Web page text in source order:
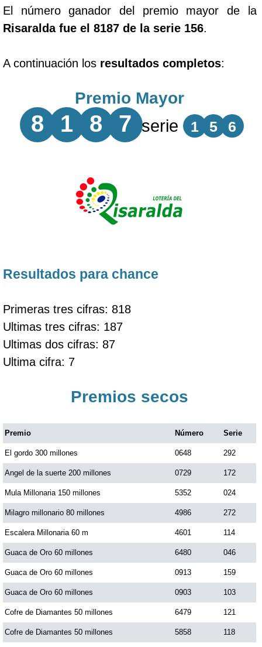
El número ganador del premio mayor de la
Risaralda fue el 8187 de la serie 156.
A continuación los resultados completos:
Premio Mayor
8 1 8 7 serie 1 5 6
Resultados para chance
Primeras tres cifras: 818
Ultimas tres cifras: 187
Ultimas dos cifras: 87
Ultima cifra: 7
Premios secos
Premio Número Serie
El gordo 300 millones 0648 292
Angel de la suerte 200 millones 0729 172
Mula Millonaria 150 millones 5352 024
Milagro millonario 80 millones 4986 272
Escalera Millonaria 60 m 4601 114
Guaca de Oro 60 millones 6480 046
Guaca de Oro 60 millones 0913 159
Guaca de Oro 60 millones 0903 103
Cofre de Diamantes 50 millones 6479 121
Cofre de Diamantes 50 millones 5858 118